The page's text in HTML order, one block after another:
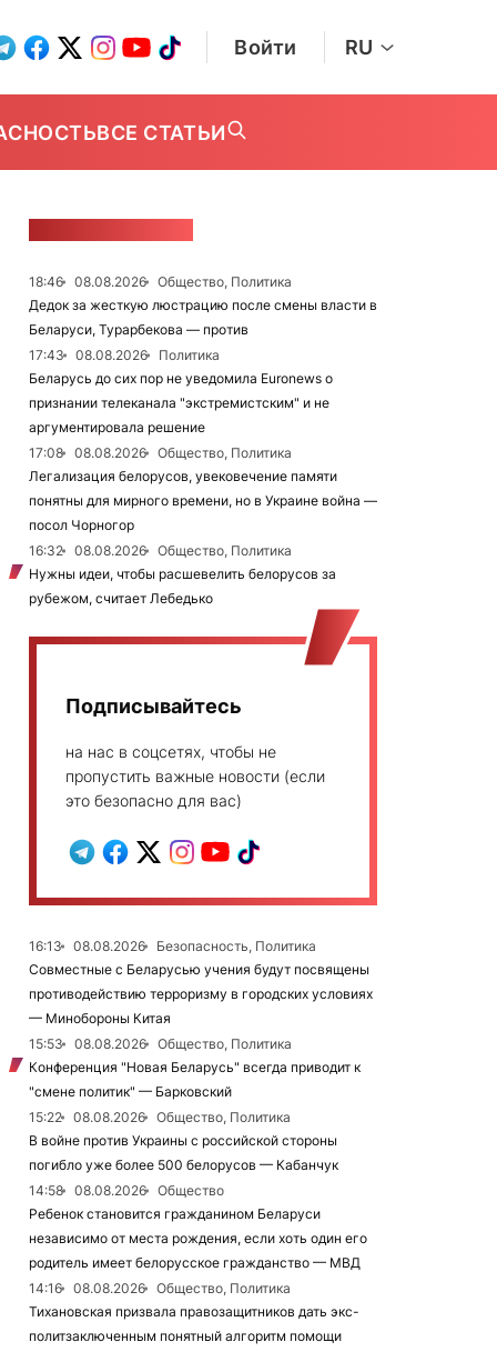
Войти RU
ВСЕ СТАТЬИ
18:46 08.08.2026
Общество, Политика
Дедок за жесткую люстрацию после смены власти в
Беларуси, Турарбекова — против
17:43
08.08.2026
Политика
Беларусь до сих пор не уведомила Euronews о
признании телеканала "экстремистским" и не
аргументировала решение
17:08
08.08.2026
Общество, Политика
Легализация белорусов, увековечение памяти
понятны для мирного времени, но в Украине война —
посол Чорногор
16:32
08.08.2026
Общество, Политика
Нужны идеи, чтобы расшевелить белорусов за
рубежом, считает Лебедько
Подписывайтесь
на нас в соцсетях, чтобы не
пропустить важные новости (если
это безопасно для вас)
16:13 08.08.2026
Безопасность, Политика
Совместные с Беларусью учения будут посвящены
противодействию терроризму в городских условиях
— Минобороны Китая
15:53
08.08.2026
Общество, Политика
Конференция "Новая Беларусь" всегда приводит к
"смене политик" — Барковский
15:22
08.08.2026
Общество, Политика
В войне против Украины с российской стороны
погибло уже более 500 белорусов — Кабанчук
14:58
08.08.2026
Общество
Ребенок становится гражданином Беларуси
независимо от места рождения, если хоть один его
родитель имеет белорусское гражданство — МВД
14:16
08.08.2026
Общество, Политика
Тихановская призвала правозащитников дать экс-
политзаключенным понятный алгоритм помощи